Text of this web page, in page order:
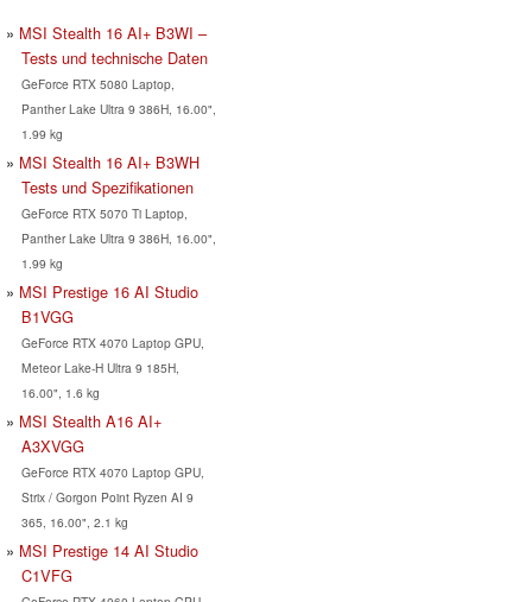
MSI Stealth 16 AI+ B3WI –
Tests und technische Daten
GeForce RTX 5080 Laptop,
Panther Lake Ultra 9 386H, 16.00",
1.99 kg
MSI Stealth 16 AI+ B3WH
Tests und Spezifikationen
GeForce RTX 5070 Ti Laptop,
Panther Lake Ultra 9 386H, 16.00",
1.99 kg
MSI Prestige 16 AI Studio
B1VGG
GeForce RTX 4070 Laptop GPU,
Meteor Lake-H Ultra 9 185H,
16.00", 1.6 kg
MSI Stealth A16 AI+
A3XVGG
GeForce RTX 4070 Laptop GPU,
Strix / Gorgon Point Ryzen AI 9
365, 16.00", 2.1 kg
MSI Prestige 14 AI Studio
C1VFG